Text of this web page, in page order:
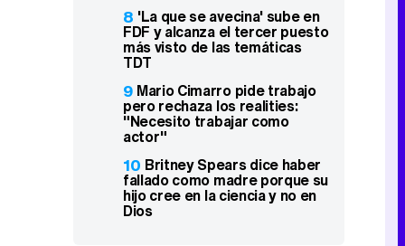
8 'La que se avecina' sube en
FDF y alcanza el tercer puesto
más visto de las temáticas
TDT
9 Mario Cimarro pide trabajo
pero rechaza los realities:
"Necesito trabajar como
actor"
10 Britney Spears dice haber
fallado como madre porque su
hijo cree en la ciencia y no en
Dios